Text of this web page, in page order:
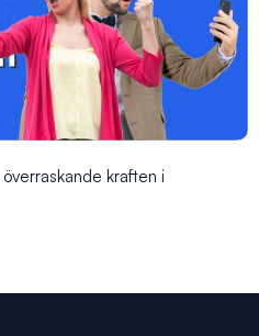
kraften i